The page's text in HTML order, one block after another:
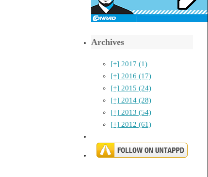
Archives
[+] 2017 (1)
[+] 2016 (17)
[+] 2015 (24)
[+] 2014 (28)
[+] 2013 (54)
[+] 2012 (61)